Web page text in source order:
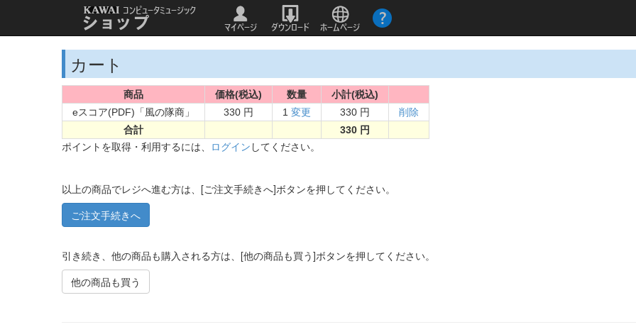
カート
商品 価格(税込) 数量
小計(税込)
eスコア(PDF)「風の隊商」
330 円 1 変更 330 円
削除
合計
330 円
ポイントを取得・利用するには、 ログイン してください。
以上の商品でレジへ進む方は、[ご注文手続きへ]ボタンを押してください。
引き続き、他の商品も購入される方は、[他の商品も買う]ボタンを押してください。
他の商品も買う